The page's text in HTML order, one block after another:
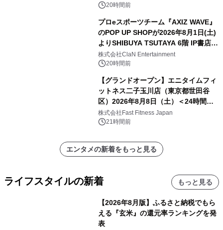
20時間前
プロeスポーツチーム『AXIZ WAVE』
のPOP UP SHOPが2026年8月1日(土)
よりSHIBUYA TSUTAYA 6階 IP書店で
開催決定！！
株式会社ClaN Entertainment
20時間前
【グランドオープン】エニタイムフィ
ットネス二子玉川店（東京都世田谷
区）2026年8月8日（土）＜24時間年
中無休のフィットネスジム＞
株式会社Fast Fitness Japan
21時間前
エンタメの新着をもっと見る
ライフスタイルの新着 もっと見る
【2026年8月版】ふるさと納税でもら
える『玄米』の還元率ランキングを発
表